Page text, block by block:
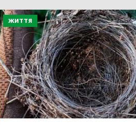
ЖИТТЯ